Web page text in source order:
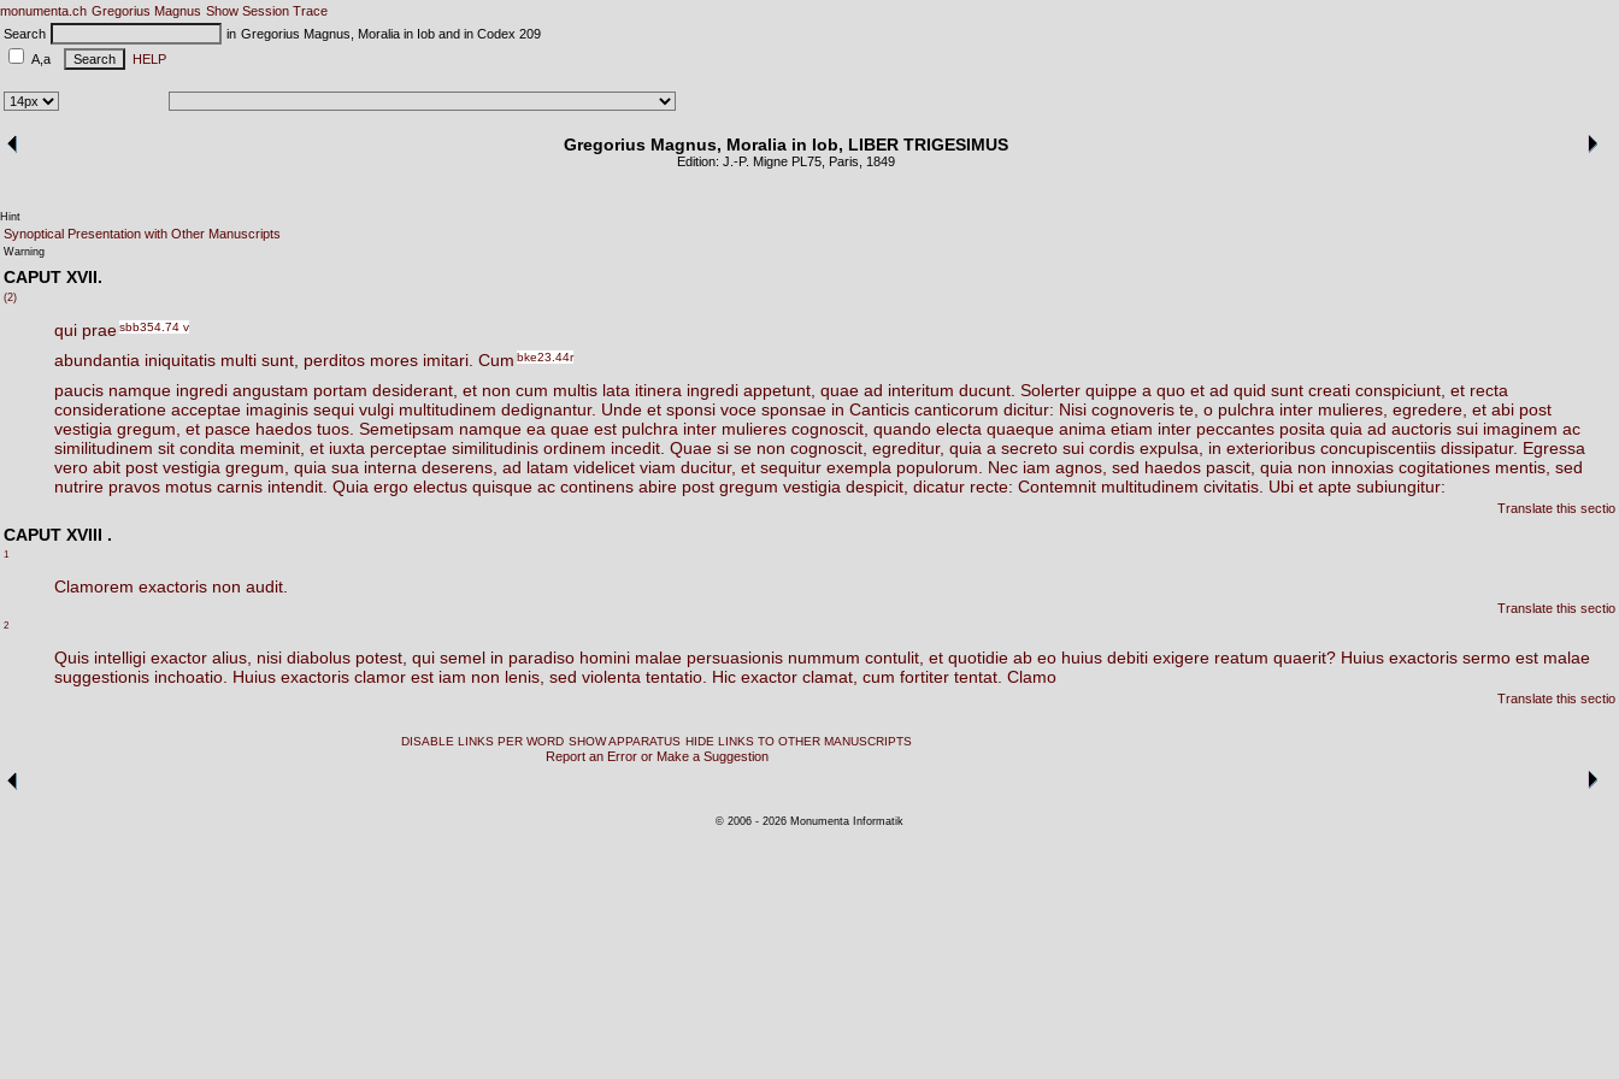
monumenta.ch Gregorius Magnus Show Session Trace
Search
in Gregorius Magnus, Moralia in Iob and in Codex 209
A,a
HELP
Gregorius Magnus, Moralia in Iob, LIBER TRIGESIMUS
Edition: J.-P. Migne PL 75 , Paris, 1849
Hint
Synoptical Presentation with Other Manuscripts
Warning
CAPUT XVII.
(2)
qui praesbb354.74 v
abundantia iniquitatis multi sunt, perditos mores imitari. Cum bke23.44r
paucis namque ingredi angustam portam desiderant, et non cum multis lata itinera ingredi appetunt, quae ad interitum ducunt. Solerter quippe a quo et ad quid sunt creati conspiciunt, et recta
consideratione acceptae imaginis sequi vulgi multitudinem dedignantur. Unde et sponsi voce sponsae in Canticis canticorum dicitur: Nisi cognoveris te, o pulchra inter mulieres, egredere, et abi post
vestigia gregum, et pasce haedos tuos. Semetipsam namque ea quae est pulchra inter mulieres cognoscit, quando electa quaeque anima etiam inter peccantes posita quia ad auctoris sui imaginem ac
similitudinem sit condita meminit, et iuxta perceptae similitudinis ordinem incedit. Quae si se non cognoscit, egreditur, quia a secreto sui cordis expulsa, in exterioribus concupiscentiis dissipatur. Egressa
vero abit post vestigia gregum, quia sua interna deserens, ad latam videlicet viam ducitur, et sequitur exempla populorum. Nec iam agnos, sed haedos pascit, quia non innoxias cogitationes mentis, sed
nutrire pravos motus carnis intendit. Quia ergo electus quisque ac continens abire post gregum vestigia despicit, dicatur recte: Contemnit multitudinem civitatis. Ubi et apte subiungitur:
Translate this sectio
CAPUT XVIII .
1
Clamorem exactoris non audit.
Translate this sectio
2
Quis intelligi exactor alius, nisi diabolus potest, qui semel in paradiso homini malae persuasionis nummum contulit, et quotidie ab eo huius debiti exigere reatum quaerit? Huius exactoris sermo est malae
suggestionis inchoatio. Huius exactoris clamor est iam non lenis, sed violenta tentatio. Hic exactor clamat, cum fortiter tentat. Clamo
Translate this sectio
DISABLE LINKS PER WORD SHOW APPARATUS HIDE LINKS TO OTHER MANUSCRIPTS
Report an Error or Make a Suggestion
© 2006 - 2026 Monumenta Informatik